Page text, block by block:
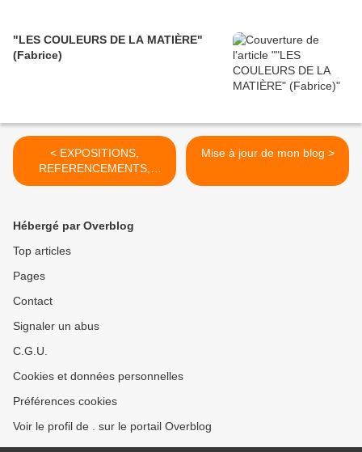
"LES COULEURS DE LA MATIÈRE"
(Fabrice)
< EXPOSITIONS,
REFERENCEMENTS,
PARUTIONS Pascale
Mise à jour de mon blog >
Hébergé par Overblog
Top articles
Pages
Contact
Signaler un abus
C.G.U.
Cookies et données personnelles
Préférences cookies
Voir le profil de . sur le portail Overblog